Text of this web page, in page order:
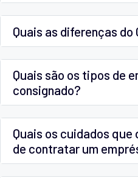
Quais as diferenças do
Quais são os tipos de
consignado?
Quais os cuidados
de contratar um